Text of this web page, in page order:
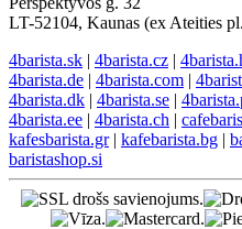
LT-52104, Kaunas (ex Ateities
4barista.sk | 4barista.cz |
4barista.de | 4barista.com |
4barista.dk | 4barista.se |
4barista.ee | 4barista.ch |
kafesbarista.gr| kafebarista.bg |
baristashop.si